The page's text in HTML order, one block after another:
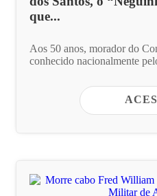
que...
Aos 50 anos, morador do
conhecido nacionalmente